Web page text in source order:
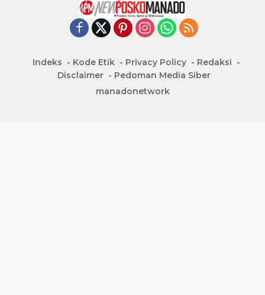
Indeks Kode Etik Privacy Policy
Redaksi
Disclaimer
Pedoman Media Siber
manadonetwork